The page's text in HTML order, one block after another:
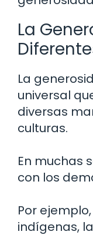
La
La
universal
diversas
culturas.
En muchas
con los
Por
indígenas,